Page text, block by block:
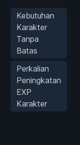
Kebutuhan
Karakter
Tanpa
Batas
Perkalian
Peningkatan
EXP
Karakter